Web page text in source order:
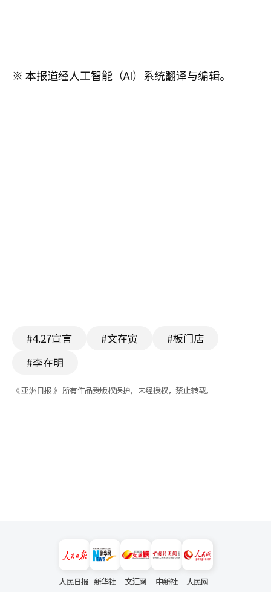
※ 本报道经人工智能（AI）系统翻译与编辑。
#4.27宣言 #文在寅
#板门店
#李在明
《 亚洲日报 》 所有作品受版权保护，未经授权，禁止转载。
人民日报 新华社 文汇网 中新社 人民网